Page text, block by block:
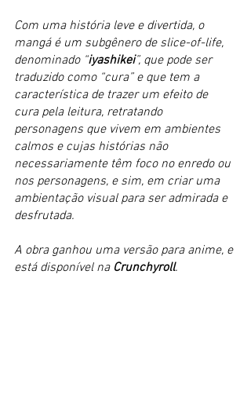
Com uma história leve e divertida, o
mangá é um subgênero de slice-of-life,
denominado “iyashikei”, que pode ser
traduzido como “cura” e que tem a
característica de trazer um efeito de
cura pela leitura, retratando
personagens que vivem em ambientes
calmos e cujas histórias não
necessariamente têm foco no enredo ou
nos personagens, e sim, em criar uma
ambientação visual para ser admirada e
desfrutada.
A obra ganhou uma versão para anime, e
está disponível na Crunchyroll.